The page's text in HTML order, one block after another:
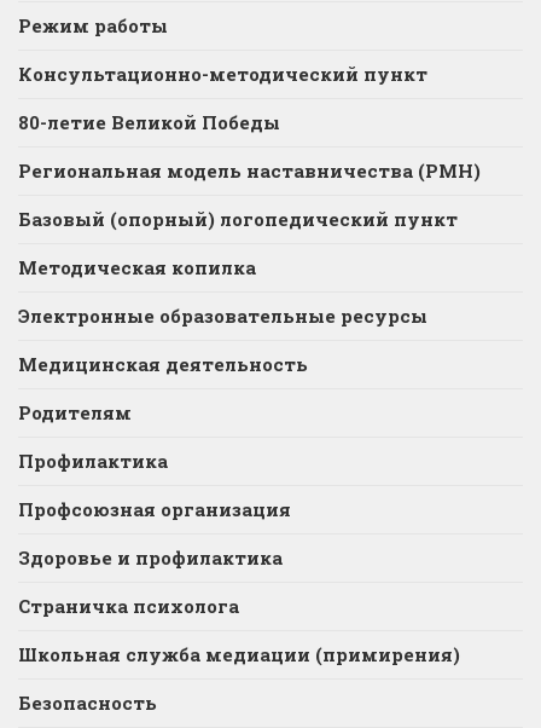
Режим работы
Консультационно-методический пункт
80-летие Великой Победы
Региональная модель наставничества (РМН)
Базовый (опорный) логопедический пункт
Методическая копилка
Электронные образовательные ресурсы
Медицинская деятельность
Родителям
Профилактика
Профсоюзная организация
Здоровье и профилактика
Страничка психолога
Школьная служба медиации (примирения)
Безопасность